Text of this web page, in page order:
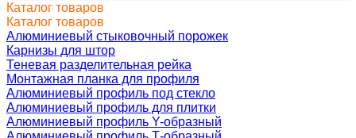
Каталог товаров
Каталог товаров
Алюминиевый стыковочный порожек
Карнизы для штор
Теневая разделительная рейка
Монтажная планка для профиля
Алюминиевый профиль под стекло
Алюминиевый профиль для плитки
Алюминиевый профиль Y-образный